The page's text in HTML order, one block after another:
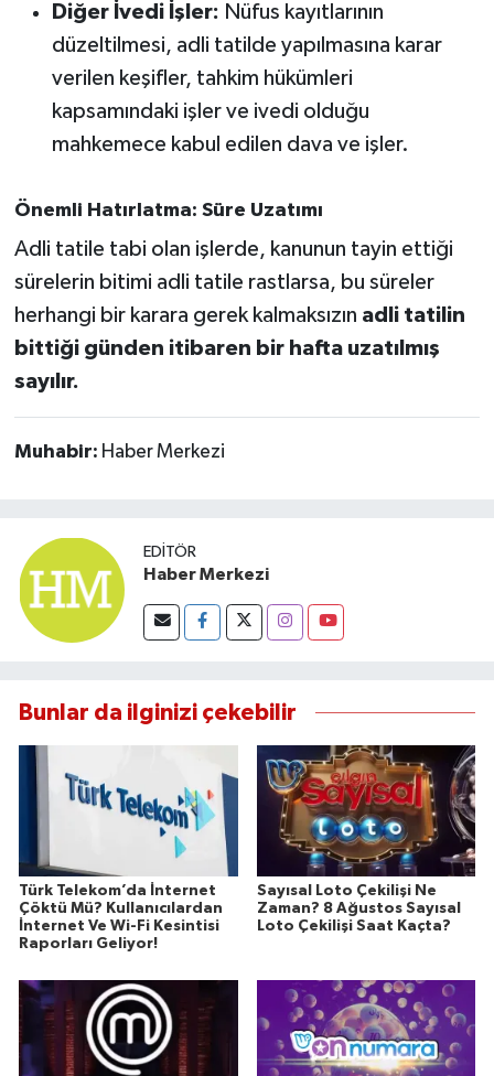
Diğer İvedi İşler: Nüfus kayıtlarının
düzeltilmesi, adli tatilde yapılmasına karar
verilen keşifler, tahkim hükümleri
kapsamındaki işler ve ivedi olduğu
mahkemece kabul edilen dava ve işler.
Önemli Hatırlatma: Süre Uzatımı
Adli tatile tabi olan işlerde, kanunun tayin ettiği
sürelerin bitimi adli tatile rastlarsa, bu süreler
herhangi bir karara gerek kalmaksızın adli tatilin
bittiği günden itibaren bir hafta uzatılmış
sayılır.
Muhabir: Haber Merkezi
EDITÖR
Haber Merkezi
Bunlar da ilginizi çekebilir
Türk Telekom’da İnternet
Çöktü Mü? Kullanıcılardan
İnternet Ve Wi-Fi Kesintisi
Raporları Geliyor!
Sayısal Loto Çekilişi Ne
Zaman? 8 Ağustos Sayısal
Loto Çekilişi Saat Kaçta?